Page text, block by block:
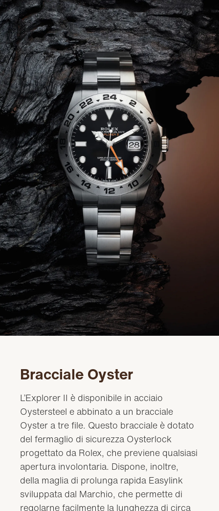
Bracciale Oyster
L’Explorer II è disponibile in acciaio
Oystersteel e abbinato a un bracciale
Oyster a tre file. Questo bracciale è dotato
del fermaglio di sicurezza Oysterlock
progettato da Rolex, che previene qualsiasi
apertura involontaria. Dispone, inoltre,
della maglia di prolunga rapida Easylink
sviluppata dal Marchio, che permette di
regolarne facilmente la lunghezza di circa